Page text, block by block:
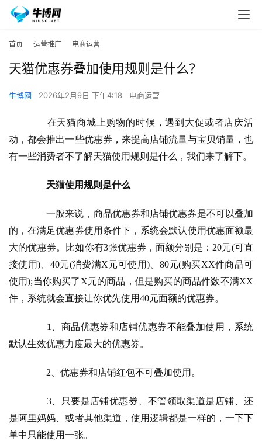
首页 运营推广 电商运营
天猫优惠券叠加使用规则是什么？
牛博网 2026年2月9日 下午4:18 电商运营
在天猫商城上购物的时候，遇到大促或者店庆活
动，都会推出一些优惠券，来提高店铺流量与宝贝销量，也
有一些消费者不了解天猫使用规则是什么，我们来了解下。
天猫使用规则是什么
一般来说，商品优惠券和店铺优惠券是不可以叠加
的，在满足优惠券使用条件下，系统会默认使用优惠面额最
大的优惠券。比如你有3张优惠券，面额分别是：20元(可直
接使用)、40元(消费满X元可使用)、80元(购买XX件商品可
使用);当你购买了X元的商品，但是购买的商品件数不满XX
件，系统就会直接让你优先使用40元面额的优惠券。
1、商品优惠券和店铺优惠券不能叠加使用，系统
默认生效优惠力度最大的优惠券。
2、优惠券和店铺红包不可叠加使用。
3、只要是店铺优惠券、不管领取渠道是店铺、还
是阿里妈妈、或者其他渠道，使用逻辑都是一样的，一下下
单中只能使用一张。